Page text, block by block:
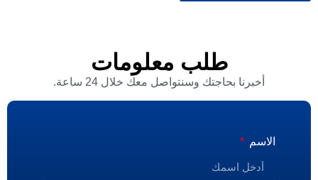
طلب معلومات
أخبرنا بحاجتك وسنتواصل معك خلال 24 ساعة.
الاسم